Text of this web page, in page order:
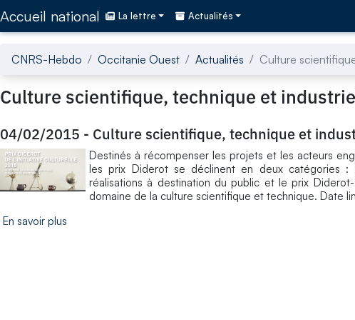
Accueil national La lettre Actualités
CNRS-Hebdo Occitanie Ouest Actualités Culture
Culture scientifique, technique et
04/02/2015 - Culture scientifique, technique et
Destinés à récompenser les projets et les acteurs
les prix Diderot se déclinent en deux catégories :
réalisations à destination du public et le prix
domaine de la culture scientifique et technique. Date
En savoir plus